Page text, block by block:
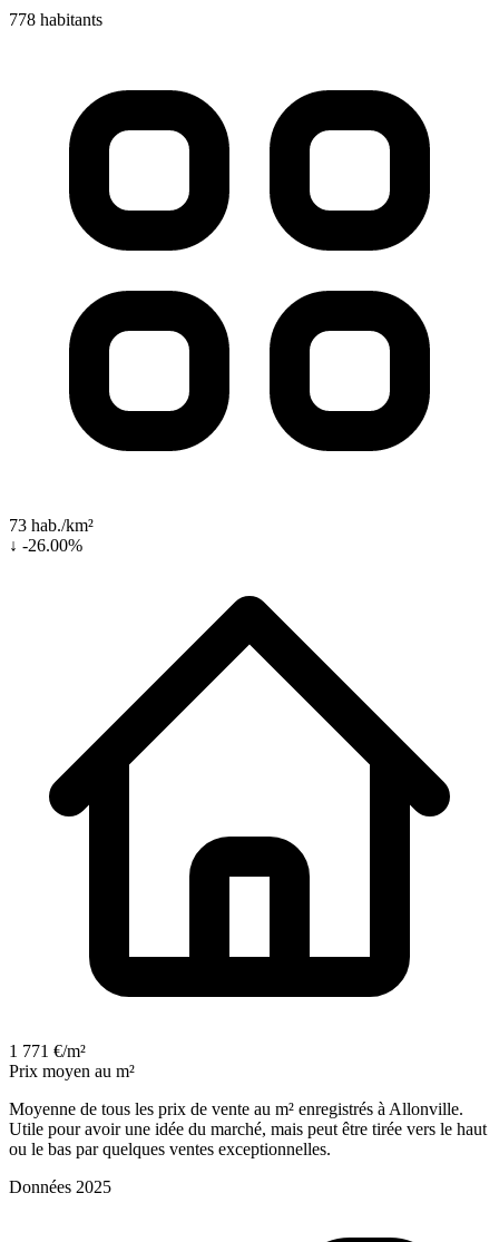
778 habitants
73 hab./km²
↓ -26.00%
1 771 €/m²
Prix moyen au m²
Moyenne de tous les prix de vente au m² enregistrés à Allonville.
Utile pour avoir une idée du marché, mais peut être tirée vers le haut
ou le bas par quelques ventes exceptionnelles.
Données 2025